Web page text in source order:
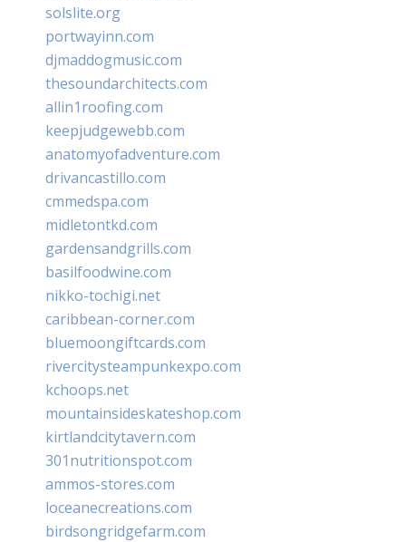
solslite.org
portwayinn.com
djmaddogmusic.com
thesoundarchitects.com
allin1roofing.com
keepjudgewebb.com
anatomyofadventure.com
drivancastillo.com
cmmedspa.com
midletontkd.com
gardensandgrills.com
basilfoodwine.com
nikko-tochigi.net
caribbean-corner.com
bluemoongiftcards.com
rivercitysteampunkexpo.com
kchoops.net
mountainsideskateshop.com
kirtlandcitytavern.com
301nutritionspot.com
ammos-stores.com
loceanecreations.com
birdsongridgefarm.com